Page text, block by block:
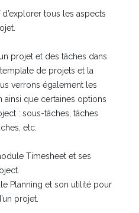
tous les aspects
projet et des tâches dans
de projets et la
verrons également les
ainsi que certaines options
: sous-tâches, tâches
etc.
Timesheet et ses
Planning et son utilité pour
projet.